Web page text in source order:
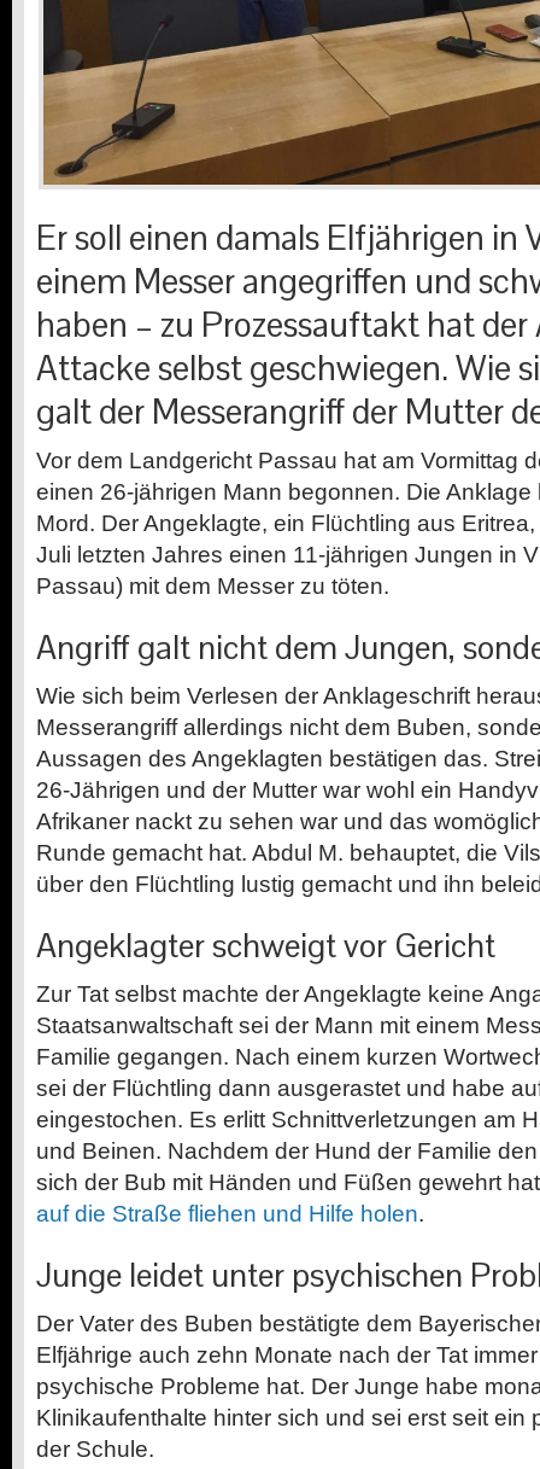
Er soll einen damals Elfjährigen in
einem Messer angegriffen und
haben – zu Prozessauftakt hat
Attacke selbst geschwiegen. Wie
galt der Messerangriff der Mutter
Vor dem Landgericht Passau hat am Vormittag
einen 26-jährigen Mann begonnen. Die
Mord. Der Angeklagte, ein Flüchtling aus
Juli letzten Jahres einen 11-jährigen Jungen in
Passau) mit dem Messer zu töten.
Angriff galt nicht dem Jungen,
Wie sich beim Verlesen der Anklageschrift
Messerangriff allerdings nicht dem Buben,
Aussagen des Angeklagten bestätigen das.
26-Jährigen und der Mutter war wohl ein
Afrikaner nackt zu sehen war und das
Runde gemacht hat. Abdul M. behauptet, die
über den Flüchtling lustig gemacht und ihn
Angeklagter schweigt vor Gericht
Zur Tat selbst machte der Angeklagte keine
Staatsanwaltschaft sei der Mann mit einem
Familie gegangen. Nach einem kurzen
sei der Flüchtling dann ausgerastet und habe
eingestochen. Es erlitt Schnittverletzungen am
und Beinen. Nachdem der Hund der Familie
sich der Bub mit Händen und Füßen gewehrt
auf die Straße fliehen und Hilfe holen.
Junge leidet unter psychischen
Der Vater des Buben bestätigte dem
Elfjährige auch zehn Monate nach der Tat
psychische Probleme hat. Der Junge habe
Klinikaufenthalte hinter sich und sei erst seit ein
der Schule.